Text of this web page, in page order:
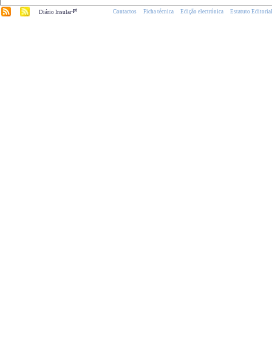
Diário Insular.pt Contactos Ficha técnica Edição electrónica Estatuto Editorial